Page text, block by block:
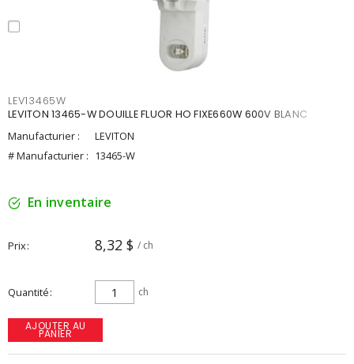
LEV13465W
LEVITON 13465-W DOUILLE FLUOR HO FIXE660W 600V BLANC
Manufacturier :
LEVITON
# Manufacturier : 13465-W
En inventaire
Prix 8,32 $ / ch
Quantité ch
AJOUTER AU
PANIER